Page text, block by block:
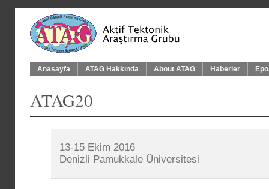
Anasayfa ATAG Hakkında About ATAG Haberler
ATAG20
13-15 Ekim 2016
Denizli Pamukkale Üniversitesi